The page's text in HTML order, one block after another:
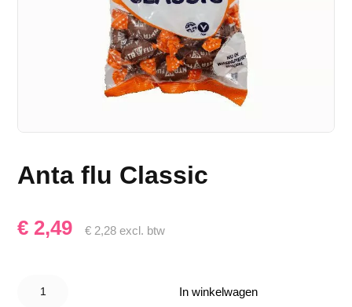
Anta flu Classic
€ 2,49 € 2,28 excl. btw
Classic
In winkelwagen